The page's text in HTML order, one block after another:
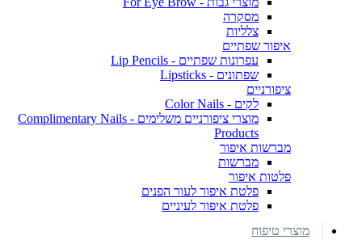
מסקרה
צלליות
איפור שפתיים
עפרונות שפתיים - Lip Pencils
שפתונים - Lipsticks
ציפורניים
לקים - Color Nails
מוצרי ציפורניים משלימים - Complimentary Nails
Products
מברשות איפור
מברשות
פלטות איפור
פלטת איפור לעור הפנים
פלטת איפור לעיניים
מוצרי טיפוח